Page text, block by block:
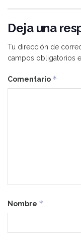
Deja una
Tu dirección de
campos obligatorios
Comentario *
Nombre *